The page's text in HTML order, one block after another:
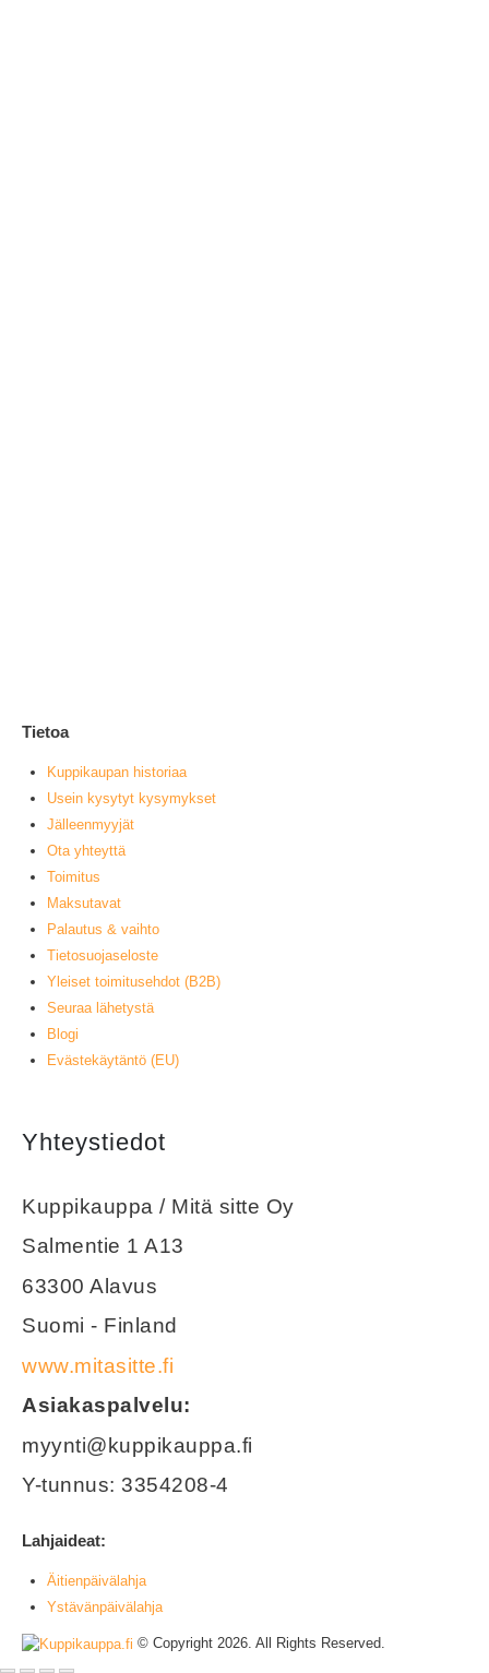
Tietoa
Kuppikaupan historiaa
Usein kysytyt kysymykset
Jälleenmyyjät
Ota yhteyttä
Toimitus
Maksutavat
Palautus & vaihto
Tietosuojaseloste
Yleiset toimitusehdot (B2B)
Seuraa lähetystä
Blogi
Evästekäytäntö (EU)
Yhteystiedot
Kuppikauppa / Mitä sitte Oy
Salmentie 1 A13
63300 Alavus
Suomi - Finland
www.mitasitte.fi
Asiakaspalvelu:
myynti@kuppikauppa.fi
Y-tunnus: 3354208-4
Lahjaideat:
Äitienpäivälahja
Ystävänpäivälahja
© Copyright 2026. All Rights Reserved.